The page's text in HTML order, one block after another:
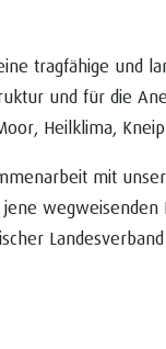
tragfähige und
und für die
Heilklima,
mit
wegweisenden